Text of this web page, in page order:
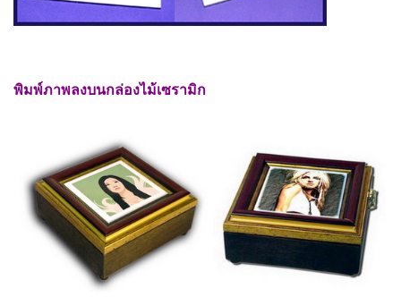
พิมพ์ภาพลงบนกล่องไม้เซรามิก